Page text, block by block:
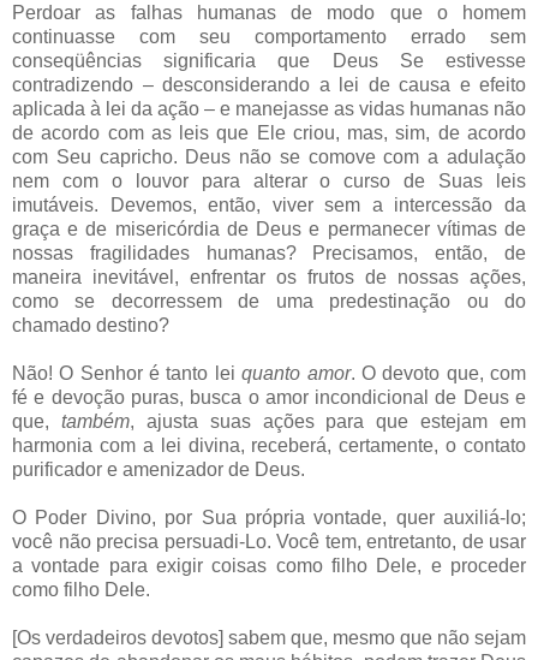
Perdoar as falhas humanas de modo que o homem
continuasse com seu comportamento errado sem
conseqüências significaria que Deus Se estivesse
contradizendo – desconsiderando a lei de causa e efeito
aplicada à lei da ação – e manejasse as vidas humanas não
de acordo com as leis que Ele criou, mas, sim, de acordo
com Seu capricho. Deus não se comove com a adulação
nem com o louvor para alterar o curso de Suas leis
imutáveis. Devemos, então, viver sem a intercessão da
graça e de misericórdia de Deus e permanecer vítimas de
nossas fragilidades humanas? Precisamos, então, de
maneira inevitável, enfrentar os frutos de nossas ações,
como se decorressem de uma predestinação ou do
chamado destino?
Não! O Senhor é tanto leiquanto amor. O devoto que, com
fé e devoção puras, busca o amor incondicional de Deus e
que, também, ajusta suas ações para que estejam em
harmonia com a lei divina, receberá, certamente, o contato
purificador e amenizador de Deus.
O Poder Divino, por Sua própria vontade, quer auxiliá-lo;
você não precisa persuadi-Lo. Você tem, entretanto, de usar
a vontade para exigir coisas como filho Dele, e proceder
como filho Dele.
[Os verdadeiros devotos] sabem que, mesmo que não sejam